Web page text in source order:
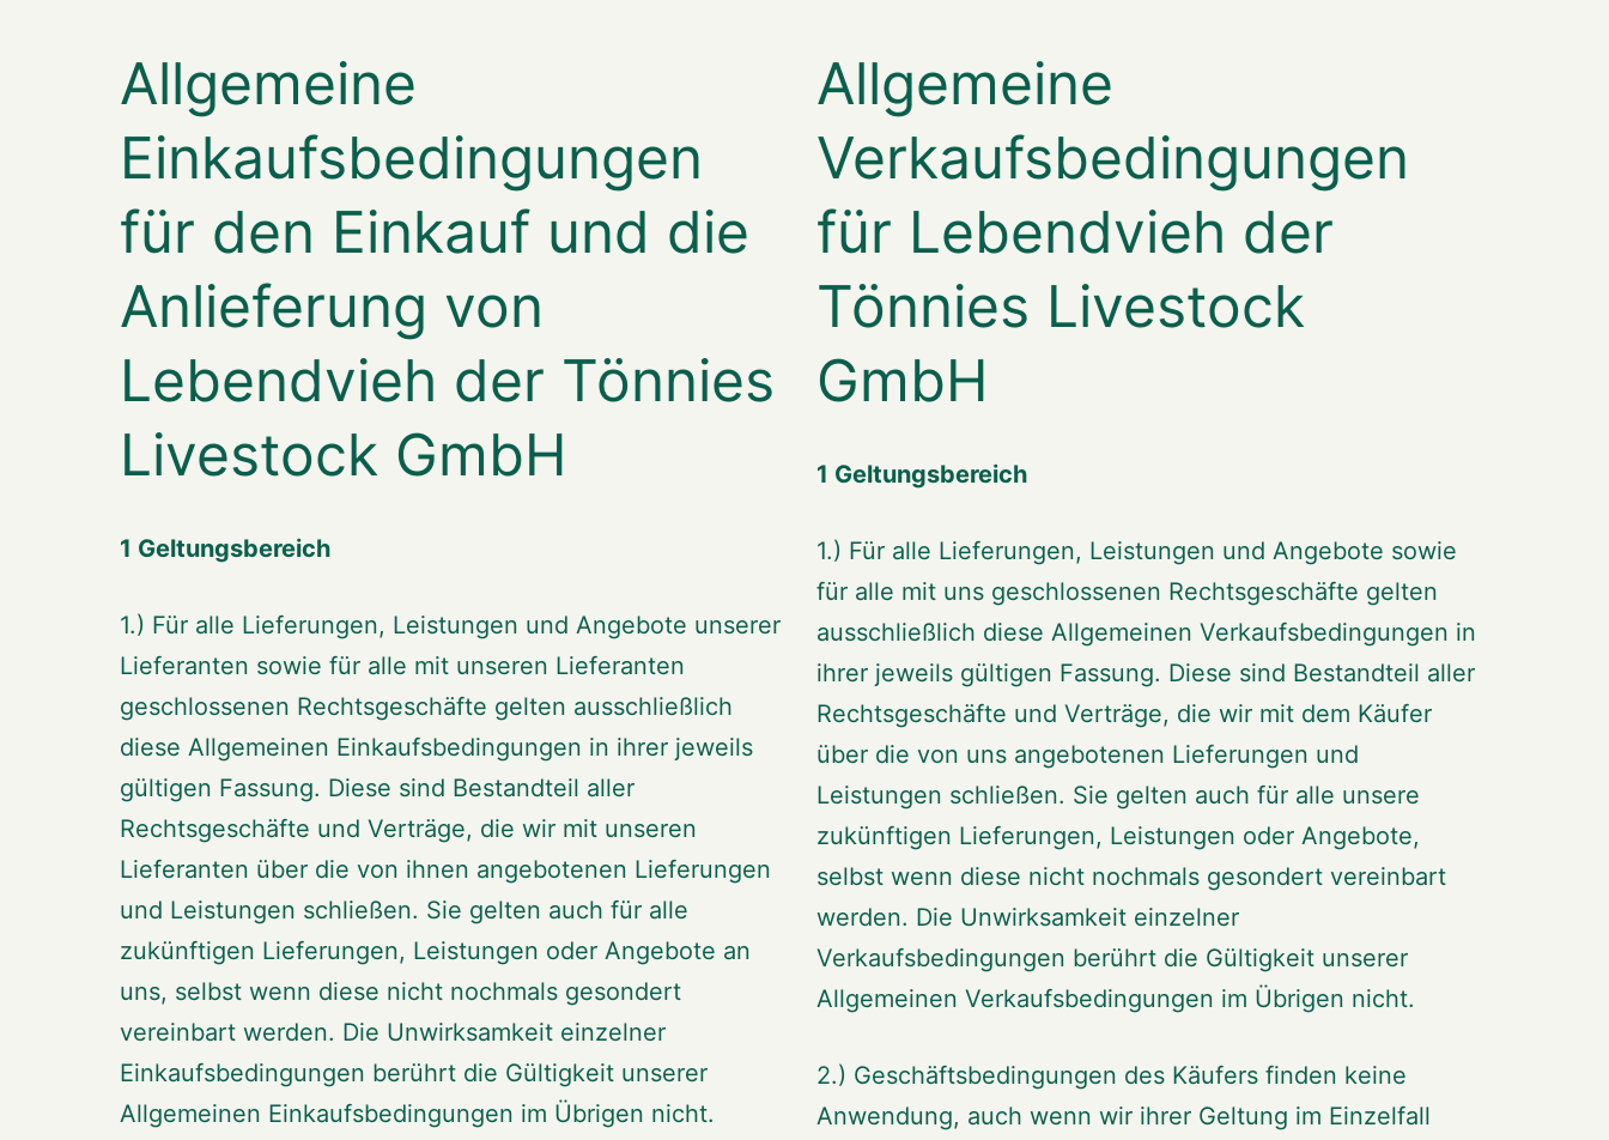
Allgemeine
Einkaufsbedingungen
für den Einkauf und die
Anlieferung von
Lebendvieh der Tönnies
Livestock GmbH
1 Geltungsbereich
1.) Für alle Lieferungen, Leistungen und Angebote unserer
Lieferanten sowie für alle mit unseren Lieferanten
geschlossenen Rechtsgeschäfte gelten ausschließlich
diese Allgemeinen Einkaufsbedingungen in ihrer jeweils
gültigen Fassung. Diese sind Bestandteil aller
Rechtsgeschäfte und Verträge, die wir mit unseren
Lieferanten über die von ihnen angebotenen Lieferungen
und Leistungen schließen. Sie gelten auch für alle
zukünftigen Lieferungen, Leistungen oder Angebote an
uns, selbst wenn diese nicht nochmals gesondert
vereinbart werden. Die Unwirksamkeit einzelner
Einkaufsbedingungen berührt die Gültigkeit unserer
Allgemeinen Einkaufsbedingungen im Übrigen nicht.
Allgemeine
Verkaufsbedingungen
für Lebendvieh der
Tönnies Livestock
GmbH
1 Geltungsbereich
1.) Für alle Lieferungen, Leistungen und Angebote sowie
für alle mit uns geschlossenen Rechtsgeschäfte gelten
ausschließlich diese Allgemeinen Verkaufsbedingungen in
ihrer jeweils gültigen Fassung. Diese sind Bestandteil aller
Rechtsgeschäfte und Verträge, die wir mit dem Käufer
über die von uns angebotenen Lieferungen und
Leistungen schließen. Sie gelten auch für alle unsere
zukünftigen Lieferungen, Leistungen oder Angebote,
selbst wenn diese nicht nochmals gesondert vereinbart
werden. Die Unwirksamkeit einzelner
Verkaufsbedingungen berührt die Gültigkeit unserer
Allgemeinen Verkaufsbedingungen im Übrigen nicht.
2.) Geschäftsbedingungen des Käufers finden keine
Anwendung, auch wenn wir ihrer Geltung im Einzelfall